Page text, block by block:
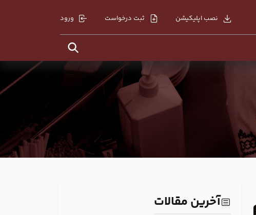
نصب اپلیکیشن ثبت درخواست ورود
آخرین مقالات